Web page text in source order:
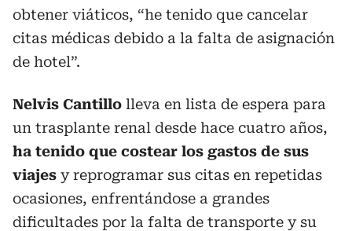
obtener viáticos, “he tenido que cancelar
citas médicas debido a la falta de asignación
de hotel”.
Nelvis Cantillo lleva en lista de espera para
un trasplante renal desde hace cuatro años,
ha tenido que costear los gastos de sus
viajes y reprogramar sus citas en repetidas
ocasiones, enfrentándose a grandes
dificultades por la falta de transporte y su